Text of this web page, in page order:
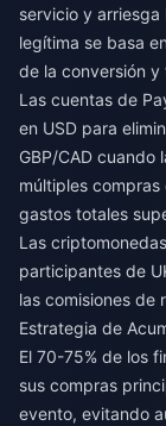
servicio y
legítima se basa
de la conversión y
Las cuentas de
en USD para
GBP/CAD cuando
múltiples compras
gastos totales
Las
participantes de
las comisiones de
Estrategia de
El 70-75% de los
sus compras
evento, evitando